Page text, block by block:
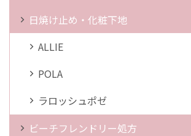
日焼け止め・化粧下地
ALLIE
POLA
ラロッシュポゼ
ビーチフレンドリー処方